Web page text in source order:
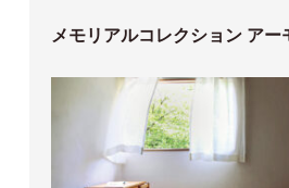
メモリアルコレクション アー